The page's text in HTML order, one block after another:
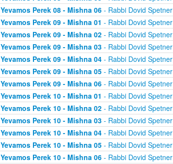
Yevamos Perek 08 - Mishna 06- Rabbi Dovid Spetner
Yevamos Perek 09 - Mishna 01 - Rabbi Dovid Spetner
Yevamos Perek 09 - Mishna 02- Rabbi Dovid Spetner
Yevamos Perek 09 - Mishna 03- Rabbi Dovid Spetner
Yevamos Perek 09 - Mishna 04- Rabbi Dovid Spetner
Yevamos Perek 09 - Mishna 05- Rabbi Dovid Spetner
Yevamos Perek 09 - Mishna 06- Rabbi Dovid Spetner
Yevamos Perek 10 - Mishna 01 - Rabbi Dovid Spetner
Yevamos Perek 10 - Mishna 02- Rabbi Dovid Spetner
Yevamos Perek 10 - Mishna 03- Rabbi Dovid Spetner
Yevamos Perek 10 - Mishna 04- Rabbi Dovid Spetner
Yevamos Perek 10 - Mishna 05- Rabbi Dovid Spetner
Yevamos Perek 10 - Mishna 06- Rabbi Dovid Spetner